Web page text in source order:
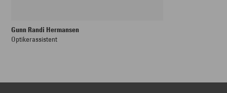
Gunn Randi Hermansen
Optikerassistent